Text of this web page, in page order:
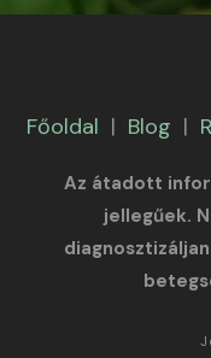
Főoldal | Blog |
Az átadott
jellegűek.